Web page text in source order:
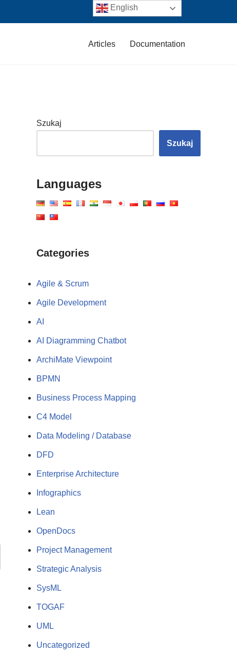
Articles Documentation
Szukaj
Szukaj
Languages
Categories
Agile & Scrum
Agile Development
AI
AI Diagramming Chatbot
ArchiMate Viewpoint
BPMN
Business Process Mapping
C4 Model
Data Modeling / Database
DFD
Enterprise Architecture
Infographics
Lean
OpenDocs
Project Management
Strategic Analysis
SysML
TOGAF
UML
Uncategorized
English